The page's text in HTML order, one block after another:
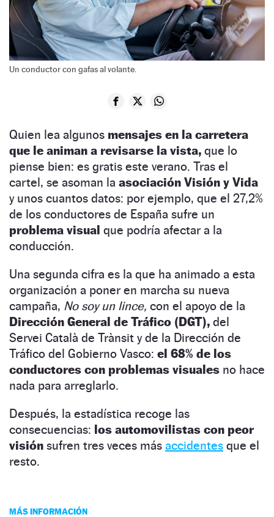
Un conductor con gafas al volante.
Quien lea algunos mensajes en la carretera
que le animan a revisarse la vista, que lo
piense bien: es gratis este verano. Tras el
cartel, se asoman la asociación Visión y Vida
y unos cuantos datos: por ejemplo, que el 27,2%
de los conductores de España sufre un
problema visual que podría afectar a la
conducción.
Una segunda cifra es la que ha animado a esta
organización a poner en marcha su nueva
campaña, No soy un lince, con el apoyo de la
Dirección General de Tráfico (DGT), del
Servei Català de Trànsit y de la Dirección de
Tráfico del Gobierno Vasco: el 68% de los
conductores con problemas visuales no hace
nada para arreglarlo.
Después, la estadística recoge las
consecuencias: los automovilistas con peor
visión sufren tres veces más accidentes que el
resto.
MÁS INFORMACIÓN